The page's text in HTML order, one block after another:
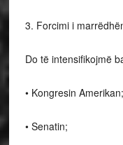
3. Forcimi i
Do të intensifikojmë
• Kongresin Amerikan;
• Senatin;